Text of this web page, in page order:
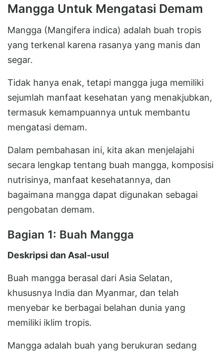
Mangga Untuk Mengatasi Demam
Mangga (Mangifera indica) adalah buah tropis
yang terkenal karena rasanya yang manis dan
segar.
Tidak hanya enak, tetapi mangga juga memiliki
sejumlah manfaat kesehatan yang menakjubkan,
termasuk kemampuannya untuk membantu
mengatasi demam.
Dalam pembahasan ini, kita akan menjelajahi
secara lengkap tentang buah mangga, komposisi
nutrisinya, manfaat kesehatannya, dan
bagaimana mangga dapat digunakan sebagai
pengobatan demam.
Bagian 1: Buah Mangga
Deskripsi dan Asal-usul
Buah mangga berasal dari Asia Selatan,
khususnya India dan Myanmar, dan telah
menyebar ke berbagai belahan dunia yang
memiliki iklim tropis.
Mangga adalah buah yang berukuran sedang